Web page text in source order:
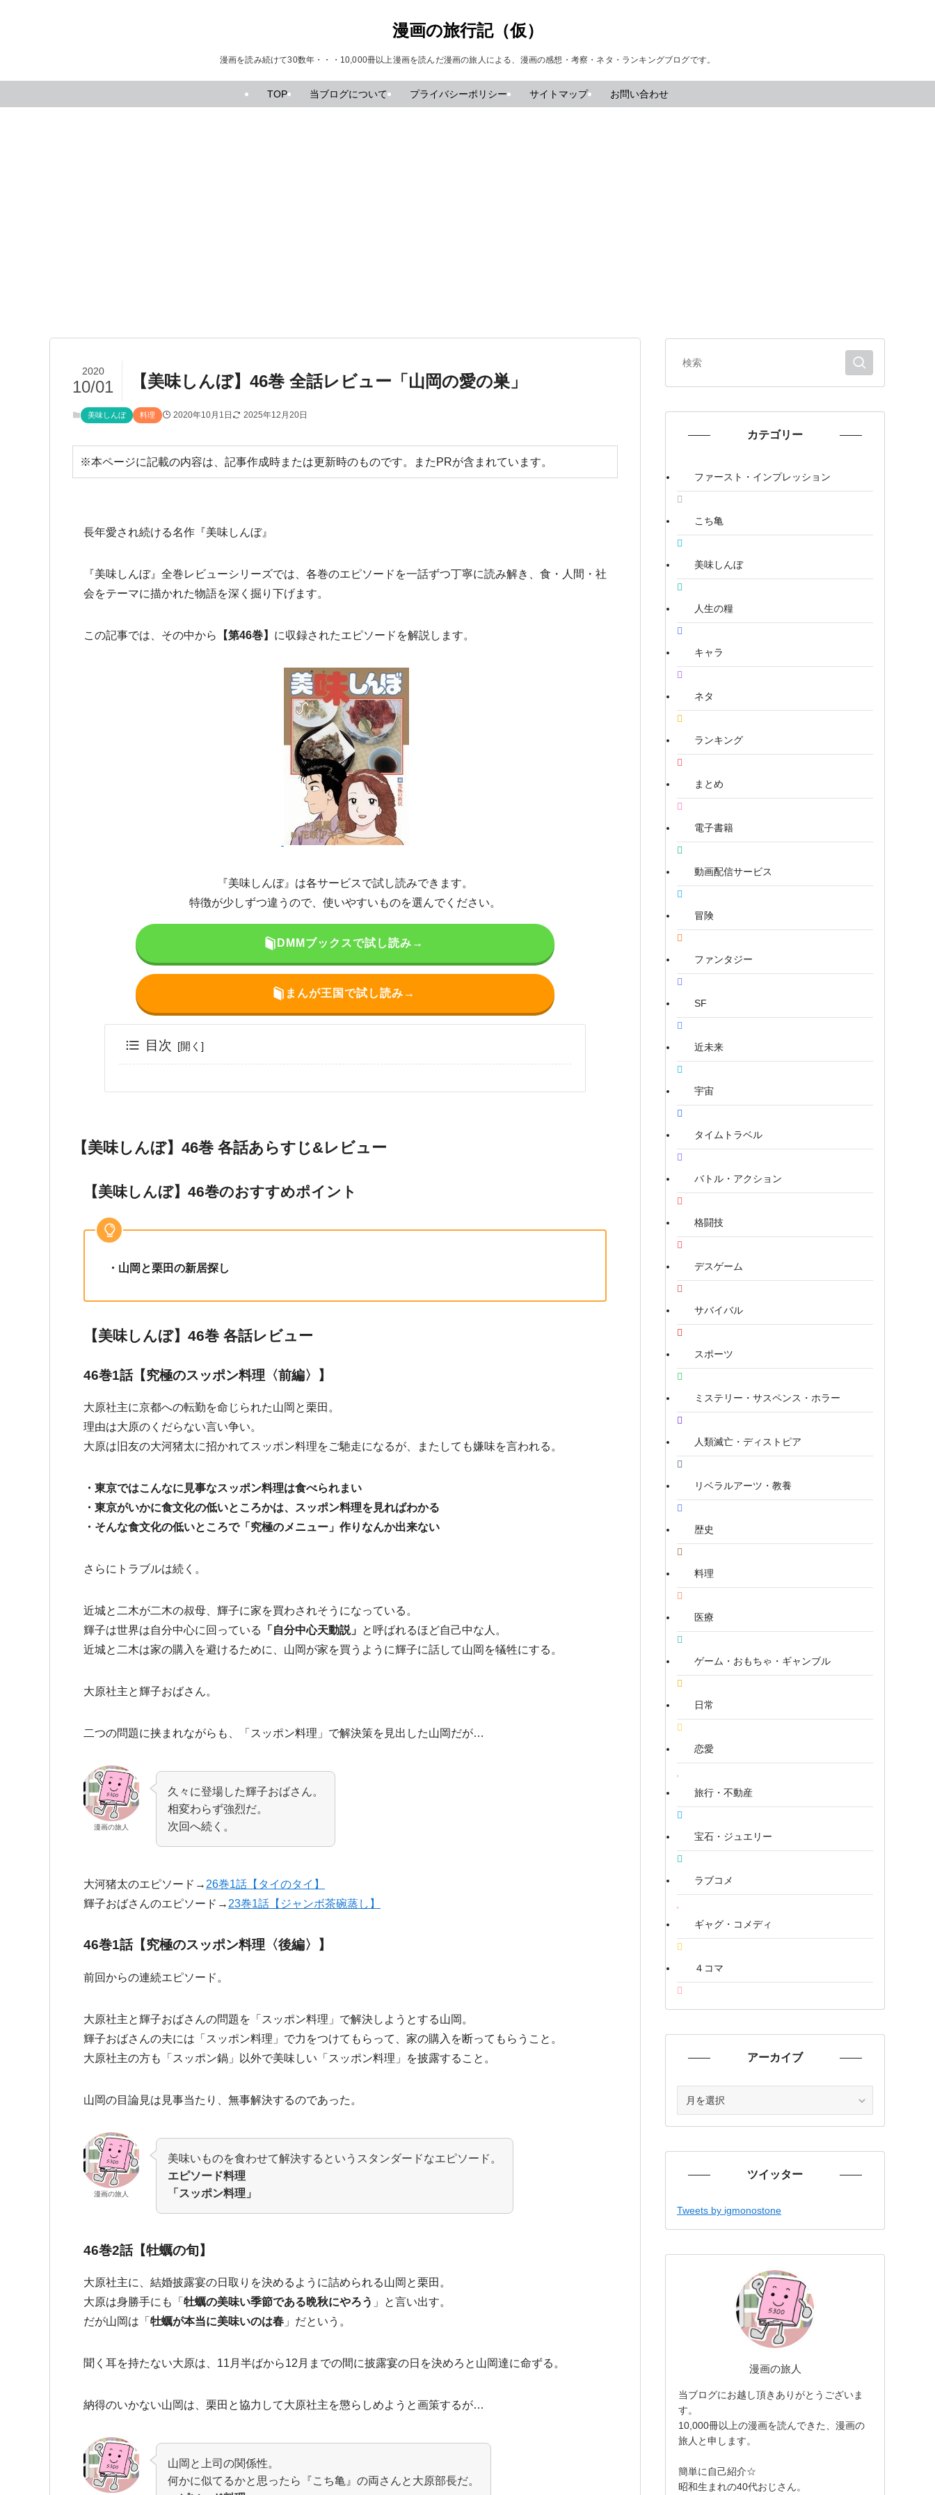
漫画の旅行記（仮）
漫画を読み続けて30数年・・・10,000冊以上漫画を読んだ漫画の旅人による、漫画の感想・考察・ネタ・ランキングブログです。
TOP 当ブログについて プライバシーポリシー サイトマップ お問い合わせ
【美味しんぼ】46巻 全話レビュー「山岡の愛の巣」
2020
10/01
美味しんぼ 料理 2020年10月1日 2025年12月20日
※本ページに記載の内容は、記事作成時または更新時のものです。またPRが含まれています。
長年愛され続ける名作『美味しんぼ』
『美味しんぼ』全巻レビューシリーズでは、各巻のエピソードを一話ずつ丁寧に読み解き、食・人間・社
会をテーマに描かれた物語を深く掘り下げます。
この記事では、その中から 【第46巻】 に収録されたエピソードを解説します。
『美味しんぼ』は各サービスで試し読みできます。
特徴が少しずつ違うので、使いやすいものを選んでください。
DMMブックスで試し読み→
まんが王国で試し読み→
目次
【美味しんぼ】46巻 各話あらすじ&レビュー
【美味しんぼ】46巻のおすすめポイント
・山岡と栗田の新居探し
【美味しんぼ】46巻 各話レビュー
46巻1話【究極のスッポン料理〈前編〉】
大原社主に京都への転勤を命じられた山岡と栗田。
理由は大原のくだらない言い争い。
大原は旧友の大河猪太に招かれてスッポン料理をご馳走になるが、またしても嫌味を言われる。
・東京ではこんなに見事なスッポン料理は食べられまい
・東京がいかに食文化の低いところかは、スッポン料理を見ればわかる
・そんな食文化の低いところで「究極のメニュー」作りなんか出来ない
さらにトラブルは続く。
近城と二木が二木の叔母、輝子に家を買わされそうになっている。
輝子は世界は自分中心に回っている
「自分中心天動説」 と呼ばれるほど自己中な人。
近城と二木は家の購入を避けるために、 山岡が家を買うように輝子に話して山岡を犠牲にする。
大原社主と輝子おばさん。
二つの問題に挟まれながらも、「スッポン料理」で解決策を見出した山岡だが…
漫画の旅人
久々に登場した輝子おばさん。
相変わらず強烈だ。
次回へ続く。
大河猪太のエピソード→26巻1話【タイのタイ】
輝子おばさんのエピソード→23巻1話【ジャンボ茶碗蒸し】
46巻1話【究極のスッポン料理〈後編〉】
前回からの連続エピソード。
大原社主と輝子おばさんの問題を「スッポン料理」で解決しようとする山岡。
輝子おばさんの夫には「スッポン料理」で力をつけてもらって、家の購入を断ってもらうこと。
大原社主の方も「スッポン鍋」以外で美味しい「スッポン料理」を披露すること。
山岡の目論見は見事当たり、無事解決するのであった。
漫画の旅人
美味いものを食わせて解決するというスタンダードなエピソード。
エピソード料理
「スッポン料理」
46巻2話【牡蠣の旬】
大原社主に、結婚披露宴の日取りを決めるように詰められる山岡と栗田。
大原は身勝手にも「 牡蠣の美味い季節である晩秋にやろう 」と言い出す。
だが山岡は「 牡蠣が本当に美味いのは春 」だという。
聞く耳を持たない大原は、11月半ばから12月までの間に披露宴の日を決めろと山岡達に命ずる。
納得のいかない山岡は、栗田と協力して大原社主を懲らしめようと画策するが…
山岡と上司の関係性。
何かに似てるかと思ったら『こち亀』の両さんと大原部長だ。
カテゴリー
ファースト・インプレッション
こち亀
美味しんぼ
人生の糧
キャラ
ネタ
ランキング
まとめ
電子書籍
動画配信サービス
冒険
ファンタジー
SF
近未来
宇宙
タイムトラベル
バトル・アクション
格闘技
デスゲーム
サバイバル
スポーツ
ミステリー・サスペンス・ホラー
人類滅亡・ディストピア
リベラルアーツ・教養
歴史
料理
医療
ゲーム・おもちゃ・ギャンブル
日常
恋愛
旅行・不動産
宝石・ジュエリー
ラブコメ
ギャグ・コメディ
４コマ
アーカイブ
ブ
ツイッター
Tweets by igmonostone
漫画の旅人
当ブログにお越し頂きありがとうございま
す。
10,000冊以上の漫画を読んできた、漫画の
旅人と申します。
簡単に自己紹介☆
昭和生まれの40代おじさん。